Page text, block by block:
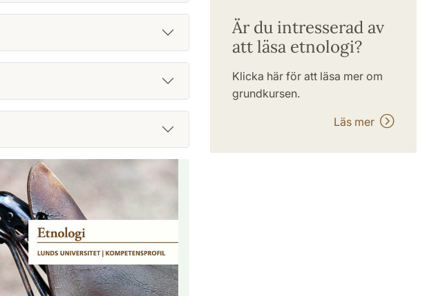
Är du intresserad av
att läsa etnologi?
Klicka här för att läsa mer om
grundkursen.
Läs mer